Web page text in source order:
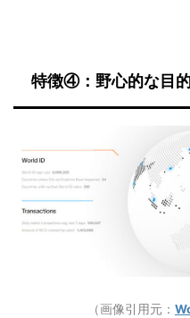
特徴④：野心的な目
（画像引用元：